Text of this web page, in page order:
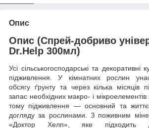
Опис
Опис (Спрей-добриво
Dr.Help 300мл)
Усі сільськогосподарські та декоративні
підживлення. У кімнатних рослин
обсягу ґрунту та через кілька місяців
запас необхідних макро- і
тому підживлення — основний та
догляду за рослинами. З поживним
«Доктор Хелп», яке підходить